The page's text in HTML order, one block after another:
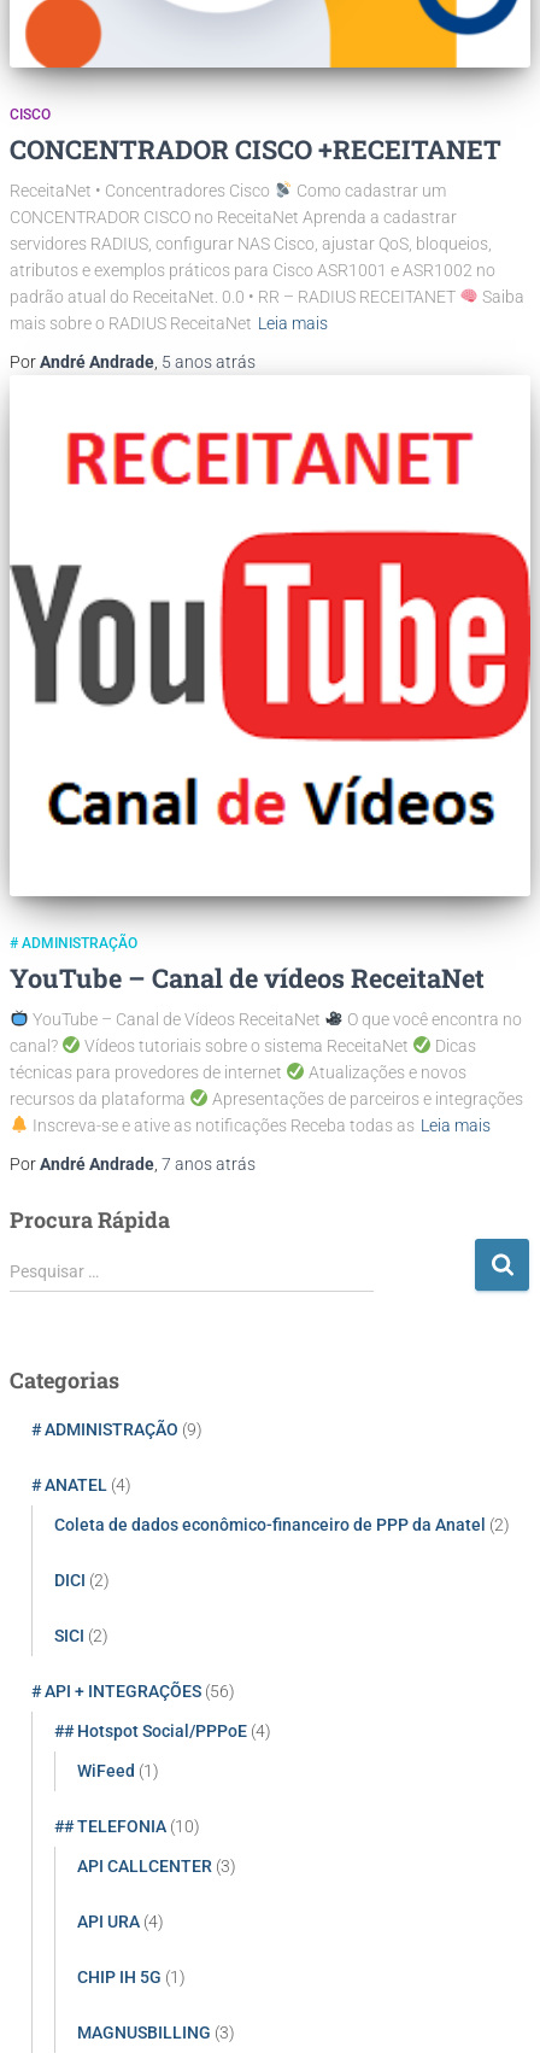
CISCO
CONCENTRADOR CISCO +RECEITANET
ReceitaNet • Concentradores Cisco
Como cadastrar um
CONCENTRADOR CISCO no ReceitaNet Aprenda a cadastrar
servidores RADIUS, configurar NAS Cisco, ajustar QoS, bloqueios,
atributos e exemplos práticos para Cisco ASR1001 e ASR1002 no
padrão atual do ReceitaNet. 0.0 • RR – RADIUS RECEITANET
Saiba
mais sobre o RADIUS ReceitaNet Leia mais
PorAndré Andrade 5 anosatrás
# ADMINISTRAÇÃO
YouTube – Canal de vídeos ReceitaNet
YouTube – Canal de Vídeos ReceitaNet
O que você encontra no
canal?
Vídeos tutoriais sobre o sistema ReceitaNet
Dicas
técnicas para provedores de internet
Atualizações e novos
recursos da plataforma
Apresentações de parceiros e integrações
Inscreva-se e ative as notificações Receba todas as Leia mais
PorAndré Andrade 7 anosatrás
Procura Rápida
P
e
Pesquisar …
Categorias
# ADMINISTRAÇÃO (9)
# ANATEL (4)
Coleta de dados econômico-financeiro de PPP da Anatel (2)
DICI (2)
SICI (2)
# API + INTEGRAÇÕES (56)
## Hotspot Social/PPPoE (4)
WiFeed (1)
## TELEFONIA (10)
API CALLCENTER (3)
API URA (4)
CHIP IH 5G (1)
MAGNUSBILLING (3)